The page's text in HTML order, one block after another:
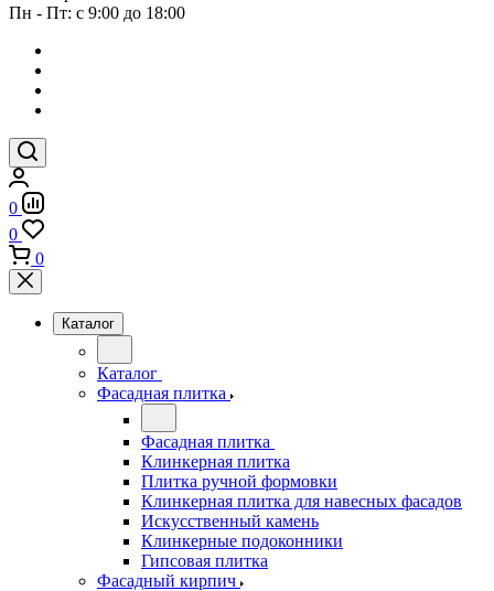
Пн - Пт: с 9:00 до 18:00
0
0
0
Каталог
Каталог
Фасадная плитка
Фасадная плитка
Клинкерная плитка
Плитка ручной формовки
Клинкерная плитка для навесных фасадов
Искусственный камень
Клинкерные подоконники
Гипсовая плитка
Фасадный кирпич